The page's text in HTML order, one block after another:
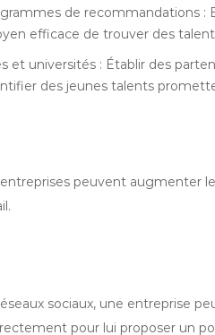
de recommandations :
efficace de trouver des
et universités : Établir des
des jeunes talents
peuvent augmenter
sociaux, une entreprise
pour lui proposer un